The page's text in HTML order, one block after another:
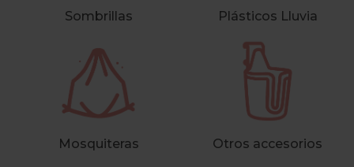
Sombrillas Plásticos Lluvia
Mosquiteras Otros accesorios